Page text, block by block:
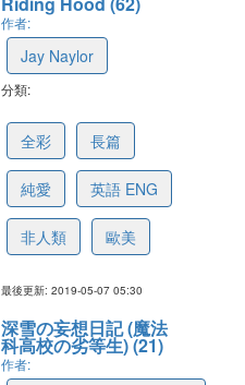
作者:
Jay Naylor
分類:
全彩 長篇
純愛 英語 ENG
非人類 歐美
最後更新: 2019-05-07 05:30
深雪の妄想日記 (魔法
科高校の劣等生) (21)
作者: